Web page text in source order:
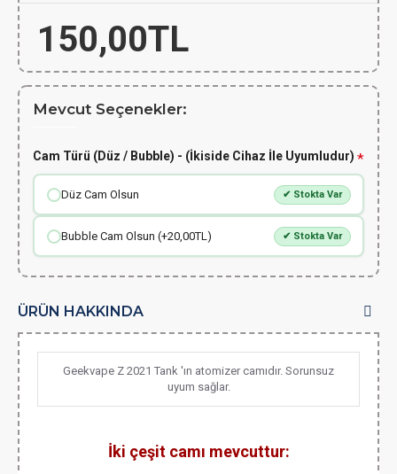
150,00TL
Mevcut Seçenekler:
Cam Türü (Düz / Bubble) - (İkiside Cihaz İle Uyumludur)
Düz Cam Olsun ✔ Stokta Var
Bubble Cam Olsun (+20,00TL) ✔ Stokta Var
ÜRÜN HAKKINDA
Geekvape Z 2021 Tank 'ın atomizer camıdır. Sorunsuz
uyum sağlar.
İki çeşit camı mevcuttur: